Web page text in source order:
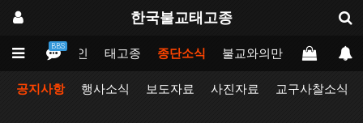
한국불교태고종
BBS
메인 태고종 종단소식 불교와의만남 업무포털
공지사항 행사소식 보도자료 사진자료 교구사찰소식